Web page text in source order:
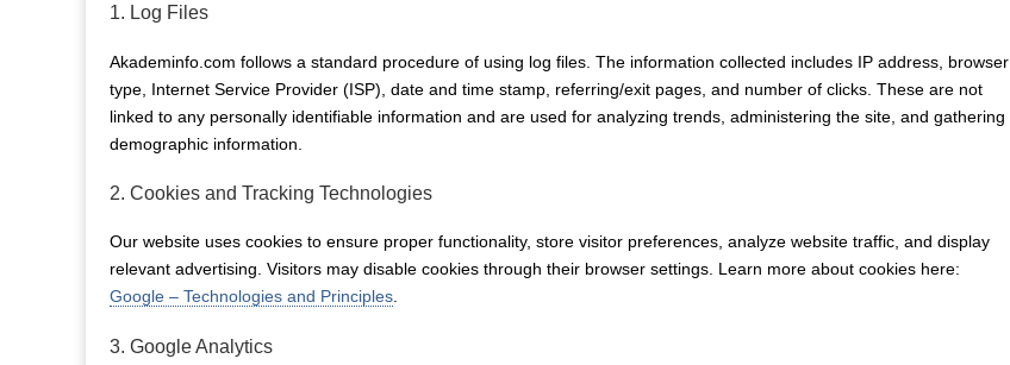
1. Log Files
Akademinfo.com follows a standard procedure of using log files. The information collected includes IP address, browser
type, Internet Service Provider (ISP), date and time stamp, referring/exit pages, and number of clicks. These are not
linked to any personally identifiable information and are used for analyzing trends, administering the site, and gathering
demographic information.
2. Cookies and Tracking Technologies
Our website uses cookies to ensure proper functionality, store visitor preferences, analyze website traffic, and display
relevant advertising. Visitors may disable cookies through their browser settings. Learn more about cookies here:
Google – Technologies and Principles.
3. Google Analytics